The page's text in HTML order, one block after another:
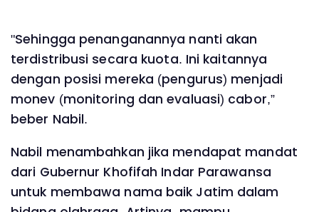
"Sehingga penanganannya nanti akan
terdistribusi secara kuota. Ini kaitannya
dengan posisi mereka (pengurus) menjadi
monev (monitoring dan evaluasi) cabor,”
beber Nabil.
Nabil menambahkan jika mendapat mandat
dari Gubernur Khofifah Indar Parawansa
untuk membawa nama baik Jatim dalam